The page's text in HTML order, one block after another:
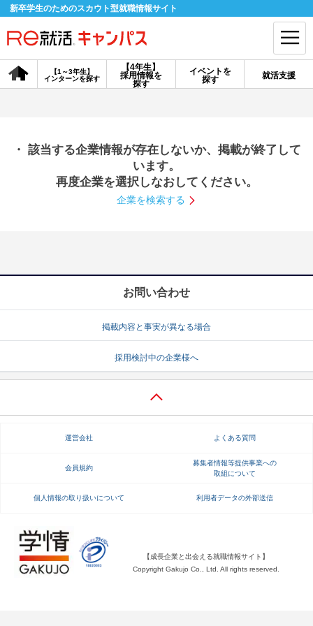
新卒学生のためのスカウト型就職情報サイト
【4年生】
採用情報を
探す
【1～3年生】
インターンを探す
イベントを
探す
就活支援
会員登録 ログイン
探す
【4年生】
説明会を探す
就活ノウハウ・サポート
就活ノウハウが満載！ お役立ち記事・相談室など
就活ニュースペーパー よくある質問
不明点があればこちら
・ 該当する企業情報が存在しないか、掲載が終了して
います。
再度企業を選択しなおしてください。
企業を検索する
お問い合わせ
掲載内容と事実が異なる場合
採用検討中の企業様へ
運営会社 よくある質問
会員規約
募集者情報等提供事業への
取組について
個人情報の取り扱いについて 利用者データの外部送信
【成長企業と出会える就職情報サイト】
Copyright Gakujo Co., Ltd. All rights reserved.